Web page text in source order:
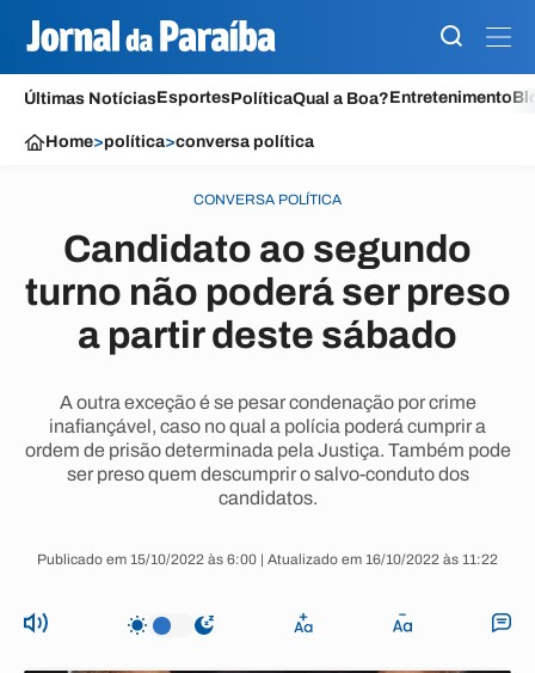
Últimas NotíciasEsportesPolíticaQual a Boa?Entretenimento
Home>política>conversa política
CONVERSA POLÍTICA
Candidato ao segundo
turno não poderá ser preso
a partir deste sábado
A outra exceção é se pesar condenação por crime
inafiançável, caso no qual a polícia poderá cumprir a
ordem de prisão determinada pela Justiça. Também pode
ser preso quem descumprir o salvo-conduto dos
candidatos.
Publicado em 15/10/2022 às 6:00 | Atualizado em 16/10/2022 às 11:22